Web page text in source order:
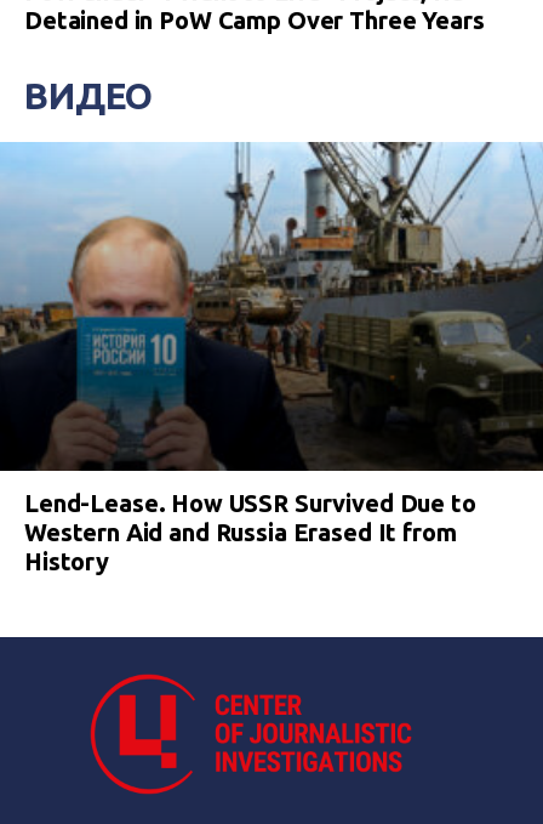
Detained in PoW Camp Over Three Years
ВИДЕО
Lend-Lease. How USSR Survived Due to
Western Aid and Russia Erased It from
History